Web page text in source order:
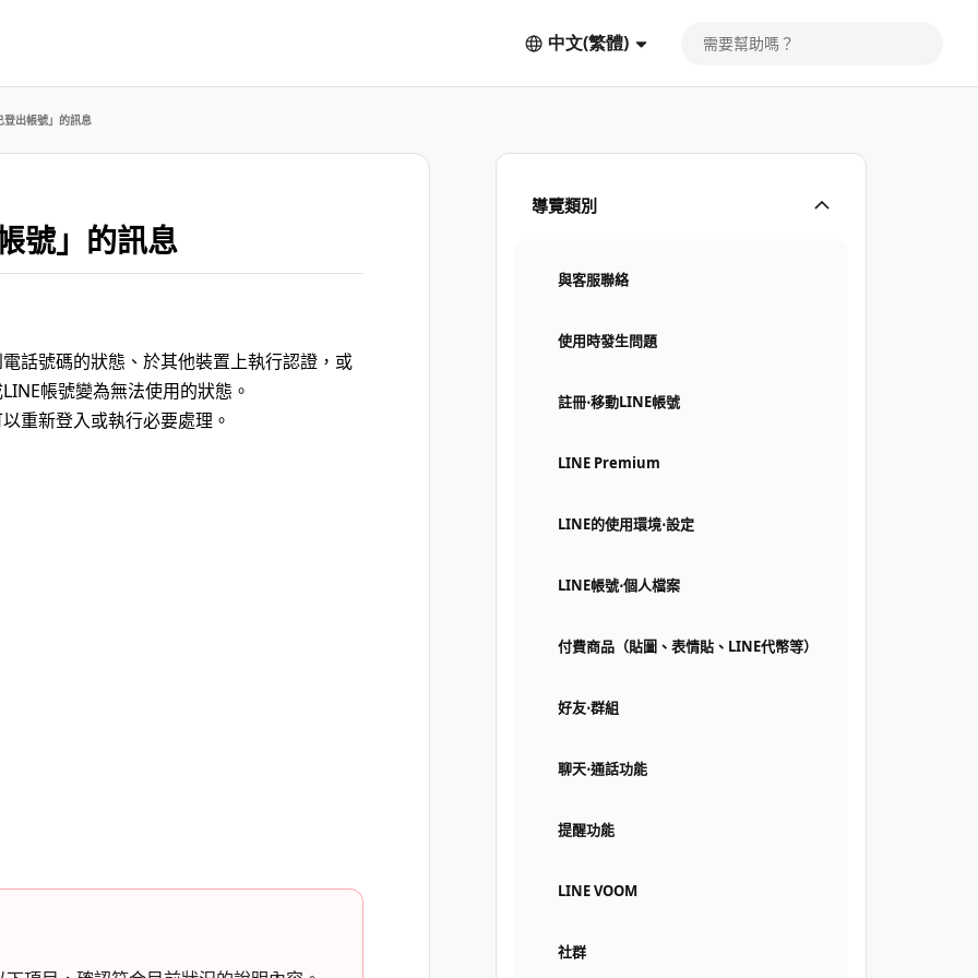
中文(繁體)
導覽類別
與客服聯絡
使用時發生問題
註冊⋅移動LINE帳號
LINE Premium
LINE的使用環境⋅設定
LINE帳號⋅個人檔案
付費商品（貼圖、表情貼、LINE代幣等）
好友⋅群組
聊天⋅通話功能
提醒功能
LINE VOOM
社群
登出帳號」的訊息
號」的訊息
話號碼的狀態、於其他裝置上執行認證，或
帳號變為無法使用的狀態。
重新登入或執行必要處理。